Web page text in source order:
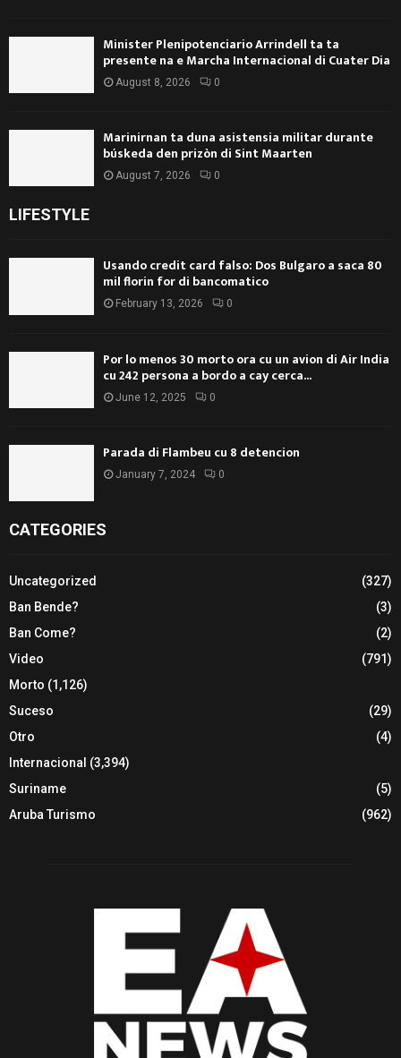
Minister Plenipotenciario Arrindell ta ta
presente na e Marcha Internacional di Cuater Dia
August 8, 2026 0
Marinirnan ta duna asistensia militar durante
búskeda den prizòn di Sint Maarten
August 7, 2026 0
LIFESTYLE
Usando credit card falso: Dos Bulgaro a saca 80
mil florin for di bancomatico
February 13, 2026 0
Por lo menos 30 morto ora cu un avion di Air India
cu 242 persona a bordo a cay cerca...
June 12, 2025 0
Parada di Flambeu cu 8 detencion
January 7, 2024 0
CATEGORIES
Uncategorized
(327)
Ban Bende?
(3)
Ban Come?
(2)
Video
(791)
Morto (1,126)
Suceso
(29)
Otro
(4)
Internacional (3,394)
Suriname
(5)
Aruba Turismo
(962)